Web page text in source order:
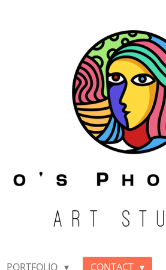
PORTFOLIO CONTACT